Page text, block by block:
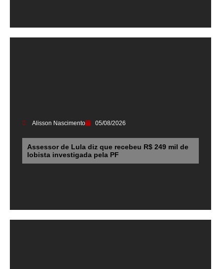
Alisson Nascimento 05/08/2026
Assessor de Lula diz que recebeu R$ 249 mil de
lobista investigada pela PF